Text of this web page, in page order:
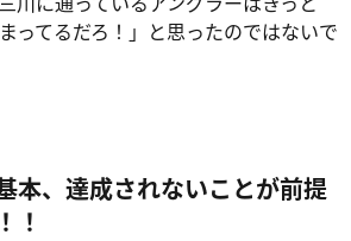
ってるだろ！」と思ったのではないで
本、達成されないことが前提
！